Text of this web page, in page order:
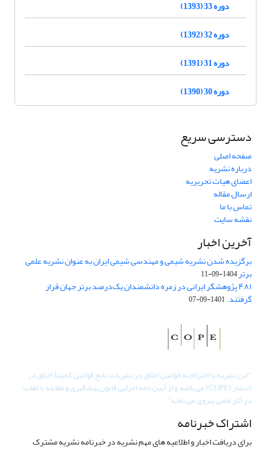
دوره 33 (1393)
دوره 32 (1392)
دوره 31 (1391)
دوره 30 (1390)
دسترسی سریع
صفحه اصلی
درباره نشریه
اعضای هیات تحریریه
ارسال مقاله
تماس با ما
نقشه سایت
آخرین اخبار
برگزیده شدن نشریه شیمی و مهندسی شیمی ایران به عنوان نشریه علمی
برتر1404-09-11
۴۸۱ پژوهشگر ایرانی در زمره دانشمندان یک‌درصد برتر جهان قرار
گرفتند.1401-09-07
"این نشریه با احترام به قوانین اخلاق در نشریات، تابع قوانین کمیتۀ اخلاق در
انتشار (COPE) می باشد و از آیین نامه اجرایی قانون پیشگیری و مقابله با تقلب
در آثار علمی پیروی می نماید".
اشتراک خبرنامه
برای دریافت اخبار و اطلاعیه های مهم نشریه در خبرنامه نشریه مشترک